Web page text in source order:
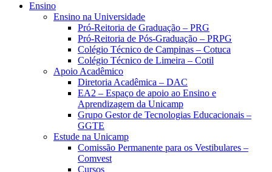
Ensino
Ensino na Universidade
Pró-Reitoria de Graduação – PRG
Pró-Reitoria de Pós-Graduação – PRPG
Colégio Técnico de Campinas – Cotuca
Colégio Técnico de Limeira – Cotil
Apoio Acadêmico
Diretoria Acadêmica – DAC
EA2 – Espaço de apoio ao Ensino e
Aprendizagem da Unicamp
Grupo Gestor de Tecnologias Educacionais –
GGTE
Estude na Unicamp
Comissão Permanente para os Vestibulares –
Comvest
Cursos